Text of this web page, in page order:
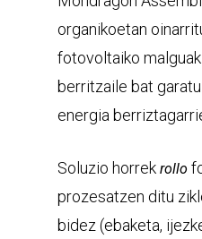
organikoetan
fotovoltaiko
berritzaile bat
energia
Soluzio horrek rollo
prozesatzen ditu
bidez (ebaketa,